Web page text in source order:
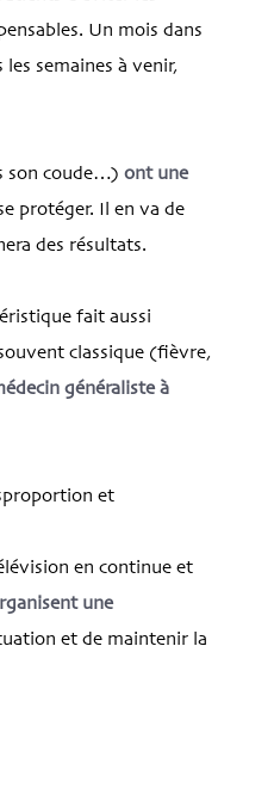
Un mois dans
semaines à venir,
son coude…) ont une
protéger. Il en va de
des résultats.
fait aussi
classique (fièvre,
généraliste à
et
en continue et
une
et de maintenir la